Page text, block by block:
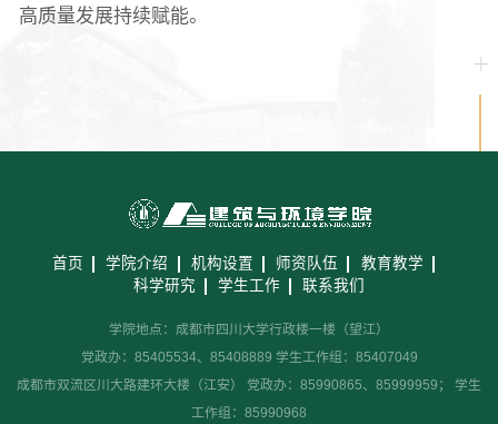
高质量发展持续赋能。
首页 学院介绍 机构设置 师资队伍
教育教学
科学研究
学生工作 联系我们
学院地点：成都市四川大学行政楼一楼（望江）
党政办：85405534、85408889 学生工作组：85407049
成都市双流区川大路建环大楼（江安） 党政办：85990865、85999959； 学生
工作组：85990968